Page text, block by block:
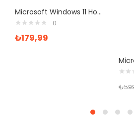
Microsoft Windows 11 Home ve Office 365 Pro Plus Yazılım
0
₺179,99
₺